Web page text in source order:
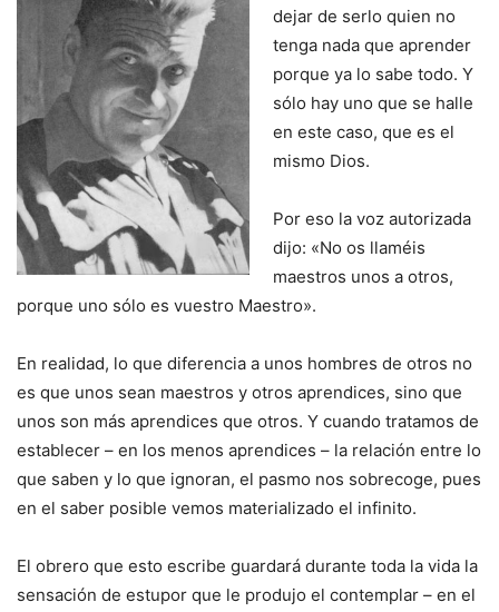
dejar de serlo quien no
tenga nada que aprender
porque ya lo sabe todo. Y
sólo hay uno que se halle
en este caso, que es el
mismo Dios.
Por eso la voz autorizada
dijo: «No os llaméis
maestros unos a otros,
porque uno sólo es vuestro Maestro».
En realidad, lo que diferencia a unos hombres de otros no
es que unos sean maestros y otros aprendices, sino que
unos son más aprendices que otros. Y cuando tratamos de
establecer – en los menos aprendices – la relación entre lo
que saben y lo que ignoran, el pasmo nos sobrecoge, pues
en el saber posible vemos materializado el infinito.
El obrero que esto escribe guardará durante toda la vida la
sensación de estupor que le produjo el contemplar – en el